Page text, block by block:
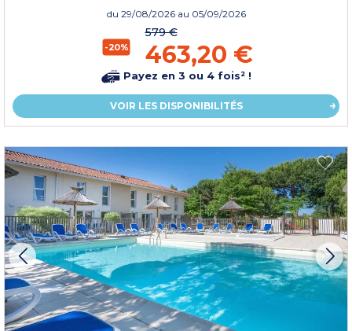
du 29/08/2026 au 05/09/2026
-20%
579 €
463,20 €
Payez en 3 ou 4 fois² !
VOIR LES DISPONIBILITÉS